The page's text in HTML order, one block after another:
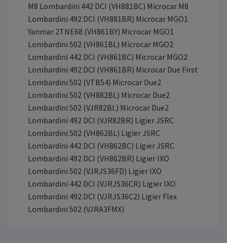
M8 Lombardini 442 DCI (VH881BC) Microcar M8
Lombardini 492 DCI (VH881BR) Microcar MGO1
Yanmar 2TNE68 (VH861BY) Microcar MGO1
Lombardini 502 (VH861BL) Microcar MGO2
Lombardini 442 DCI (VH861BC) Microcar MGO2
Lombardini 492 DCI (VH861BR) Microcar Due First
Lombardini 502 (VTB54) Microcar Due2
Lombardini 502 (VH882BL) Microcar Due2
Lombardini 502 (VJR82BL) Microcar Due2
Lombardini 492 DCI (VJR82BR) Ligier JSRC
Lombardini 502 (VH862BL) Ligier JSRC
Lombardini 442 DCI (VH862BC) Ligier JSRC
Lombardini 492 DCI (VH862BR) Ligier IXO
Lombardini 502 (VJRJS36FD) Ligier IXO
Lombardini 442 DCI (VJRJS36CR) Ligier IXO
Lombardini 492 DCI (VJRJS36C2) Ligier Flex
Lombardini 502 (VJRA3FMX)